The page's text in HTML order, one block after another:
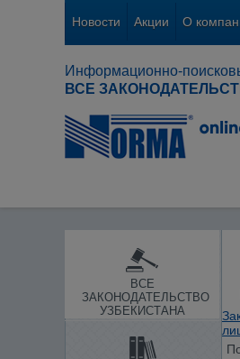
Новости Акции О
Информационно-
ВСЕ
ВСЕ
ЗАКОНОДАТЕЛЬСТВО
УЗБЕКИСТАНА